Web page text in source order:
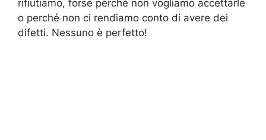
rifiutiamo, forse perché non vogliamo accettarle
o perché non ci rendiamo conto di avere dei
difetti. Nessuno è perfetto!